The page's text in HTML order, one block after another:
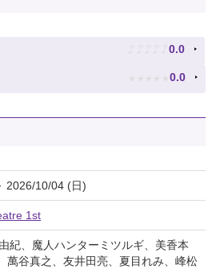
♪ ♪ ♪ ♪ ♪ 0.0
★ ★ ★ ★ ★ 0.0
2026/10/04 (日)
1st
紀、魔人ハンターミツルギ、美香本
萬谷真之、友井田亮、夏目れみ、峰松